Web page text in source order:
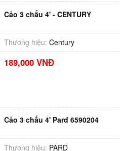
Cảo 3 chấu 4' - CENTURY
Thương hiệu: Century
189,000 VNĐ
Cảo 3 chấu 4' Pard 6590204
Thương hiệu: PARD